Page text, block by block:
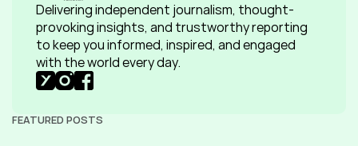
Delivering independent journalism, thought-
provoking insights, and trustworthy reporting
to keep you informed, inspired, and engaged
with the world every day.
FEATURED POSTS